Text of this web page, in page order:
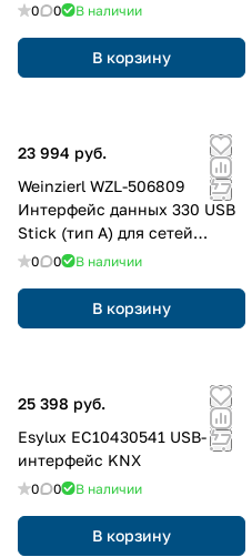
0 0 В наличии
В корзину
23 994 руб.
Weinzierl WZL-506809
Интерфейс данных 330 USB
Stick (тип A) для сетей
KNX/EIB
0 0 В наличии
В корзину
25 398 руб.
Esylux EC10430541 USB-
интерфейс KNX
0 0 В наличии
В корзину